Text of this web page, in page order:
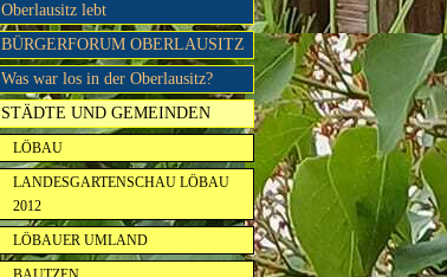
Oberlausitz lebt
BÜRGERFORUM OBERLAUSITZ
Was war los in der Oberlausitz?
STÄDTE UND GEMEINDEN
LÖBAU
LANDESGARTENSCHAU LÖBAU
2012
LÖBAUER UMLAND